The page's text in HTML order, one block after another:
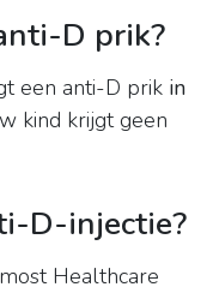
D prik?
een anti-D prik in
kind krijgt geen
D-injectie?
Healthcare